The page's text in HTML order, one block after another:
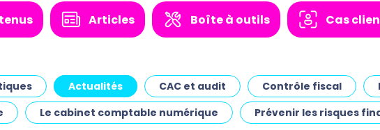
Full audit
comptables
Demander une démo
Nous
Articles Boîte à outils Cas
Actualités CAC et audit Contrôle fiscal
Le cabinet comptable numérique Prévenir les risques